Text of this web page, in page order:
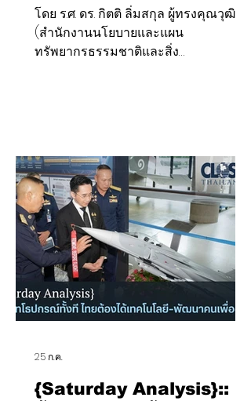
ภาคบริการ ตลอดจน
เศรษฐกิจมหภาค ของ
โดย ร.ศ. ดร. กิตติ ลิ่มสกุล ผู้ทรงคุณวุฒิ สผ.
(สำนักงานนโยบายและแผน
ทรัพยากรธรรมชาติและสิ่ง
Nino 2025: พายุฝนหรือพายุเศรษฐกิจ
เมื่อวันที่ ๒๑ กรกฎาคม ๒๕๖๙ โรงแรมอ
มารีดอนเมืองแอร์พอร์ต โดย ร.ศ. ดร. กิตติ
ลิ่มสกุล ผู้ทรงคุณวุฒิ สผ. ได้เสนอประเด็น
ไว้น่าสนใจ!!! CLOSE-UP THAILAND สื่อ
เพื่อการพัฒนาสู่ความยั่งยืน แลเห็นว่ามี
ประ
{Saturday Analysis}::
25 ก.ค.